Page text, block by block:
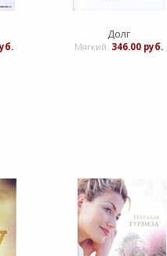
Долг
Мягкий: 346.00 руб.